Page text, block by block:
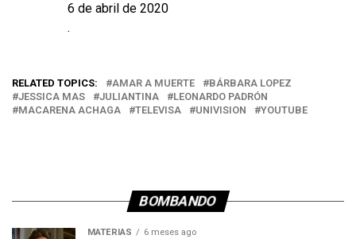
Data
6 de abril de 2020
Em relação a
.
RELATED TOPICS: AMAR A MUERTE
BÁRBARA LOPEZ
JESSICA MAS
JULIANTINA
LEONARDO PADRÓN
MACARENA ACHAGA
TELEVISA UNIVISION YOUTUBE
BOMBANDO
MATÉRIAS 6 meses ago